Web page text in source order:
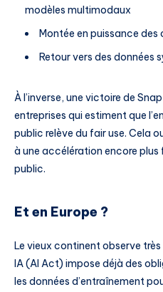
modèles multimodaux
Montée en puissance
Retour vers des données
À l’inverse, une victoire de
entreprises qui estiment que
public relève du fair use. Cela
à une accélération encore
public.
Et en Europe ?
Le vieux continent observe
IA (AI Act) impose déjà des
les données d’entraînement